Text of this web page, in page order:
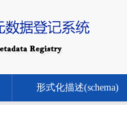
形式化描述(schema)